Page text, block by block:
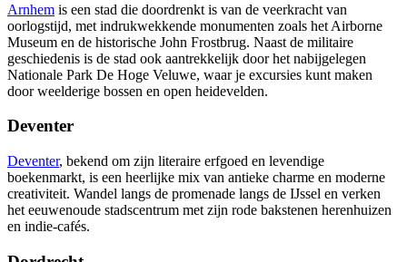
Arnhem is een stad die doordrenkt is van de veerkracht van
oorlogstijd, met indrukwekkende monumenten zoals het Airborne
Museum en de historische John Frostbrug. Naast de militaire
geschiedenis is de stad ook aantrekkelijk door het nabijgelegen
Nationale Park De Hoge Veluwe, waar je excursies kunt maken
door weelderige bossen en open heidevelden.
Deventer
Deventer, bekend om zijn literaire erfgoed en levendige
boekenmarkt, is een heerlijke mix van antieke charme en moderne
creativiteit. Wandel langs de promenade langs de IJssel en verken
het eeuwenoude stadscentrum met zijn rode bakstenen herenhuizen
en indie-cafés.